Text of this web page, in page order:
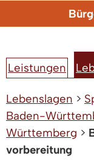
Leistungen
Lebenslagen >
Baden-
Württemberg >
vorbereitung